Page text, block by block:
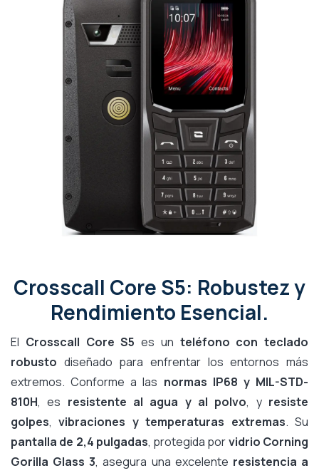
Crosscall Core S5: Robustez y
Rendimiento Esencial.
El Crosscall Core S5 es un teléfono con teclado
robusto diseñado para enfrentar los entornos más
extremos. Conforme a las normas IP68 y MIL-STD-
810H, es resistente al agua y al polvo, y resiste
golpes,vibraciones y temperaturas extremas. Su
pantalla de 2,4 pulgadas, protegida porvidrio Corning
Gorilla Glass 3, asegura una excelente resistencia a